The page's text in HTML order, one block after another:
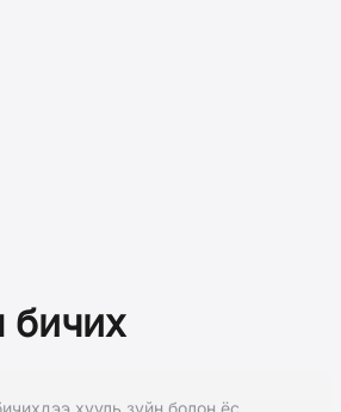
бичих
хууль зүйн болон ёс